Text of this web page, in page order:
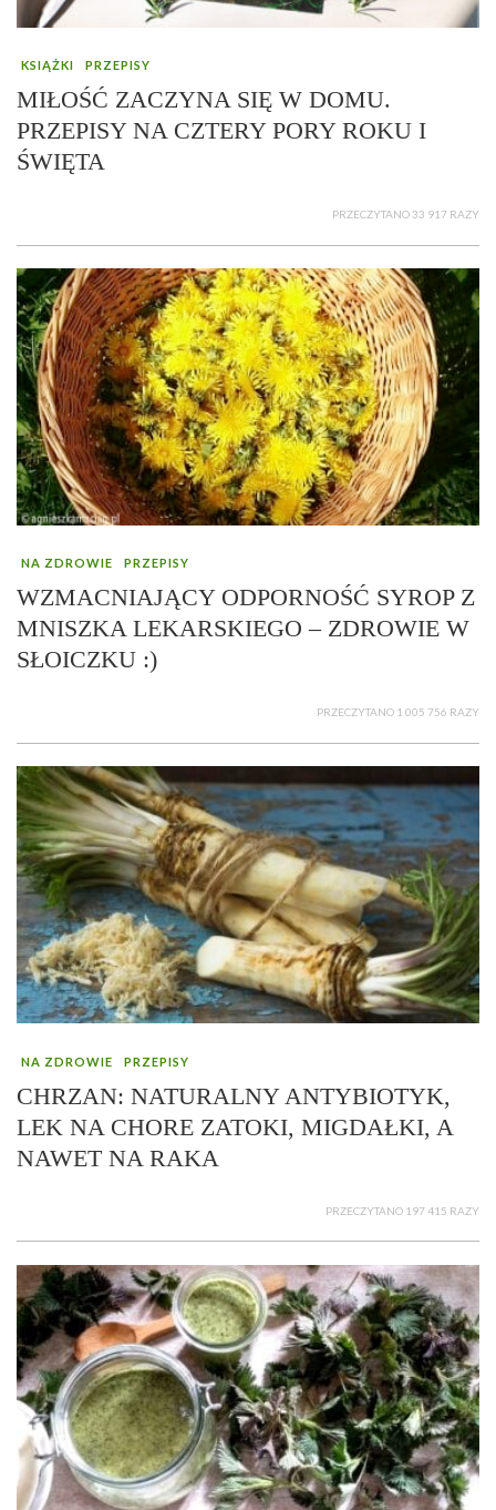
KSIĄŻKI PRZEPISY
MIŁOŚĆ ZACZYNA SIĘ W DOMU.
PRZEPISY NA CZTERY PORY ROKU I
ŚWIĘTA
PRZECZYTANO 33 917 RAZY
NA ZDROWIE PRZEPISY
WZMACNIAJĄCY ODPORNOŚĆ SYROP Z
MNISZKA LEKARSKIEGO – ZDROWIE W
SŁOICZKU :)
PRZECZYTANO 1 005 756 RAZY
NA ZDROWIE PRZEPISY
CHRZAN: NATURALNY ANTYBIOTYK,
LEK NA CHORE ZATOKI, MIGDAŁKI, A
NAWET NA RAKA
PRZECZYTANO 197 415 RAZY